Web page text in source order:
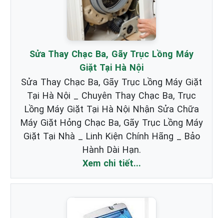
Sửa Thay Chạc Ba, Gãy Trục Lồng Máy
Giặt Tại Hà Nội
Sửa Thay Chạc Ba, Gãy Trục Lồng Máy Giặt
Tại Hà Nội _ Chuyên Thay Chạc Ba, Trục
Lồng Máy Giặt Tại Hà Nội Nhận Sửa Chữa
Máy Giặt Hỏng Chạc Ba, Gãy Trục Lồng Máy
Giặt Tại Nhà _ Linh Kiện Chính Hãng _ Bảo
Hành Dài Hạn.
Xem chi tiết...